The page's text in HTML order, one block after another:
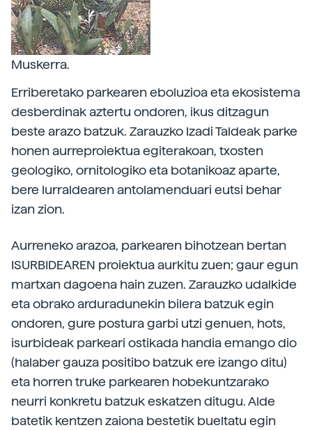
Muskerra.
Erriberetako parkearen eboluzioa eta ekosistema
desberdinak aztertu ondoren, ikus ditzagun
beste arazo batzuk. Zarauzko Izadi Taldeak parke
honen aurreproiektua egiterakoan, txosten
geologiko, ornitologiko eta botanikoaz aparte,
bere lurraldearen antolamenduari eutsi behar
izan zion.
Aurreneko arazoa, parkearen bihotzean bertan
ISURBIDEAREN proiektua aurkitu zuen; gaur egun
martxan dagoena hain zuzen. Zarauzko udalkide
eta obrako arduradunekin bilera batzuk egin
ondoren, gure postura garbi utzi genuen, hots,
isurbideak parkeari ostikada handia emango dio
(halaber gauza positibo batzuk ere izango ditu)
eta horren truke parkearen hobekuntzarako
neurri konkretu batzuk eskatzen ditugu. Alde
batetik kentzen zaiona bestetik bueltatu egin